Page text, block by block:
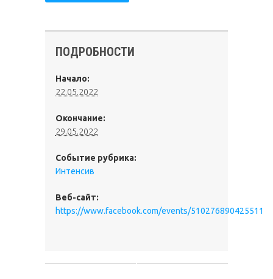
ПОДРОБНОСТИ
Начало:
22.05.2022
Окончание:
29.05.2022
Событие рубрика:
Интенсив
Веб-сайт:
https://www.facebook.com/events/510276890425511